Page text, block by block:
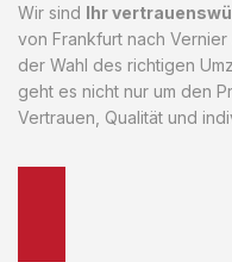
Wir sind Ihr
von Frankfurt nach
der Wahl des richtigen
geht es nicht nur um den
Vertrauen, Qualität und